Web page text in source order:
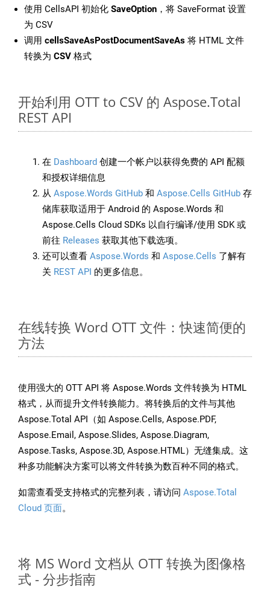
使用 CellsAPI 初始化 SaveOption ，将 SaveFormat 设置
为 CSV
调用 cellsSaveAsPostDocumentSaveAs 将 HTML 文件
转换为 CSV 格式
开始利用 OTT to CSV 的 Aspose.Total
REST API
在 Dashboard 创建一个帐户以获得免费的 API 配额
和授权详细信息
从 Aspose.Words GitHub 和 Aspose.Cells GitHub 存
储库获取适用于 Android 的 Aspose.Words 和
Aspose.Cells Cloud SDKs 以自行编译/使用 SDK 或
前往 Releases 获取其他下载选项。
还可以查看 Aspose.Words 和 Aspose.Cells 了解有
关 REST API 的更多信息。
在线转换 Word OTT 文件：快速简便的
方法
使用强大的 OTT API 将 Aspose.Words 文件转换为 HTML
格式，从而提升文件转换能力。将转换后的文件与其他
Aspose.Total API（如 Aspose.Cells, Aspose.PDF,
Aspose.Email, Aspose.Slides, Aspose.Diagram,
Aspose.Tasks, Aspose.3D, Aspose.HTML）无缝集成。这
种多功能解决方案可以将文件转换为数百种不同的格式。
如需查看受支持格式的完整列表，请访问 Aspose.Total
Cloud 页面。
将 MS Word 文档从 OTT 转换为图像格
式 - 分步指南